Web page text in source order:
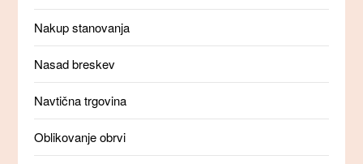
Nakup stanovanja
Nasad breskev
Navtična trgovina
Oblikovanje obrvi